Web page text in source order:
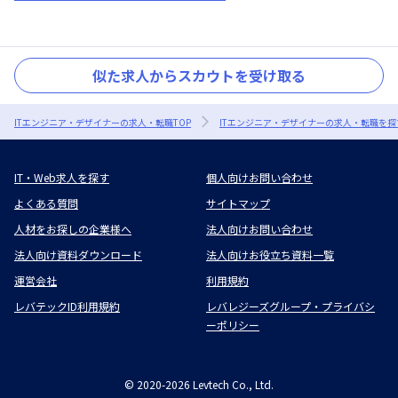
似た求人からスカウトを受け取る
ITエンジニア・デザイナーの求人・転職TOP ITエンジニア・デザイナーの求人・転職を
IT・Web求人を探す
個人向けお問い合わせ
よくある質問
サイトマップ
人材をお探しの企業様へ
法人向けお問い合わせ
法人向け資料ダウンロード
法人向けお役立ち資料一覧
運営会社
利用規約
レバテックID利用規約
レバレジーズグループ・プライバシ
ーポリシー
© 2020-2026 Levtech Co., Ltd.